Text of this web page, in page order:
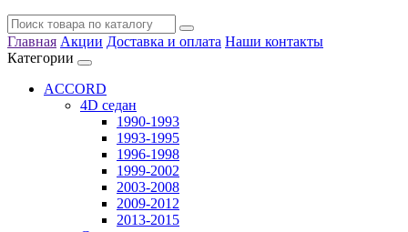
Главная Акции Доставка и оплата Наши контакты
Категории
ACCORD
4D седан
1990-1993
1993-1995
1996-1998
1999-2002
2003-2008
2009-2012
2013-2015